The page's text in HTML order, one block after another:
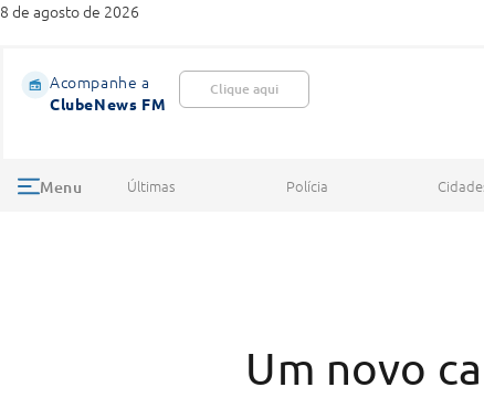
8 de agosto de 2026
Acompanhe a
ClubeNews FM
Clique aqui
Menu Últimas Polícia
Um novo